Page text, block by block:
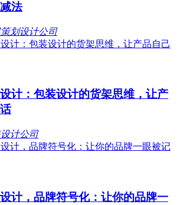
法
划设计公司
计：包装设计的货架思维，让产
计公司
计，品牌符号化：让你的品牌一